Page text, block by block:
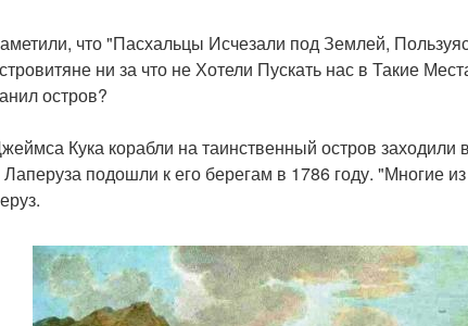
что "Пасхальцы Исчезали под Землей,
ни за что не Хотели Пускать нас в Такие
остров?
Кука корабли на таинственный остров
подошли к его берегам в 1786 году. "Многие